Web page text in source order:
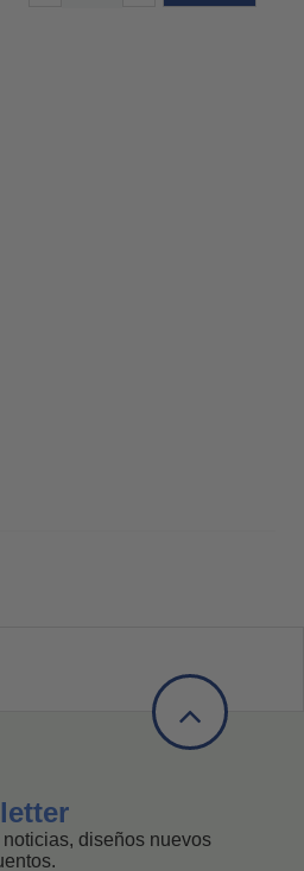
diseños nuevos